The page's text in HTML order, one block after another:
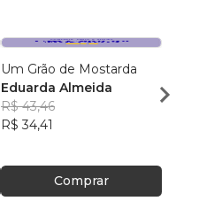
Um Grão de Mostarda
Eduarda Almeida
R$ 43,46
R$ 34,41
Comprar
Aulas